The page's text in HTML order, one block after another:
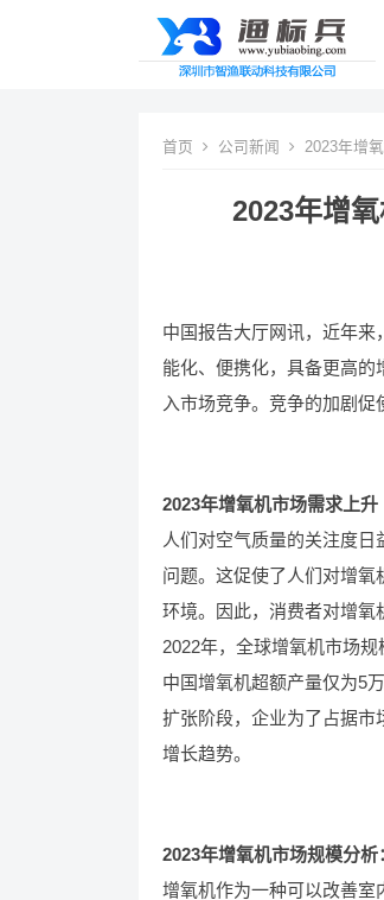
首页 公司新闻 2023年增
2023年增
中国报告大厅网讯，近年
能化、便携化，具备更高
入市场竞争。竞争的加剧促
2023年增氧机市场需求上升
人们对空气质量的关注度
问题。这促使了人们对增
环境。因此，消费者对增氧
2022年，全球增氧机市场
中国增氧机超额产量仅为5
扩张阶段，企业为了占据市
增长趋势。
2023年增氧机市场规模分
增氧机作为一种可以改善室